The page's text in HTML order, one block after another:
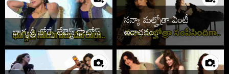
భాగ్యశ్రీ బోర్సే లేటెస్ట్ ఫొటోస్
సన్యా మల్హోత్రా ఏంటీ
అరాచకం..